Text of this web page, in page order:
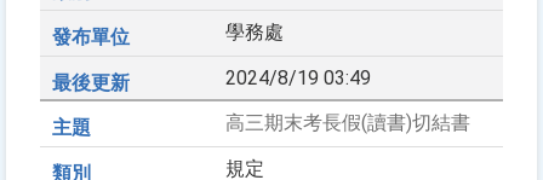
學務處
2024/8/19 03:49
高三期末考長假(讀書)切結書
規定